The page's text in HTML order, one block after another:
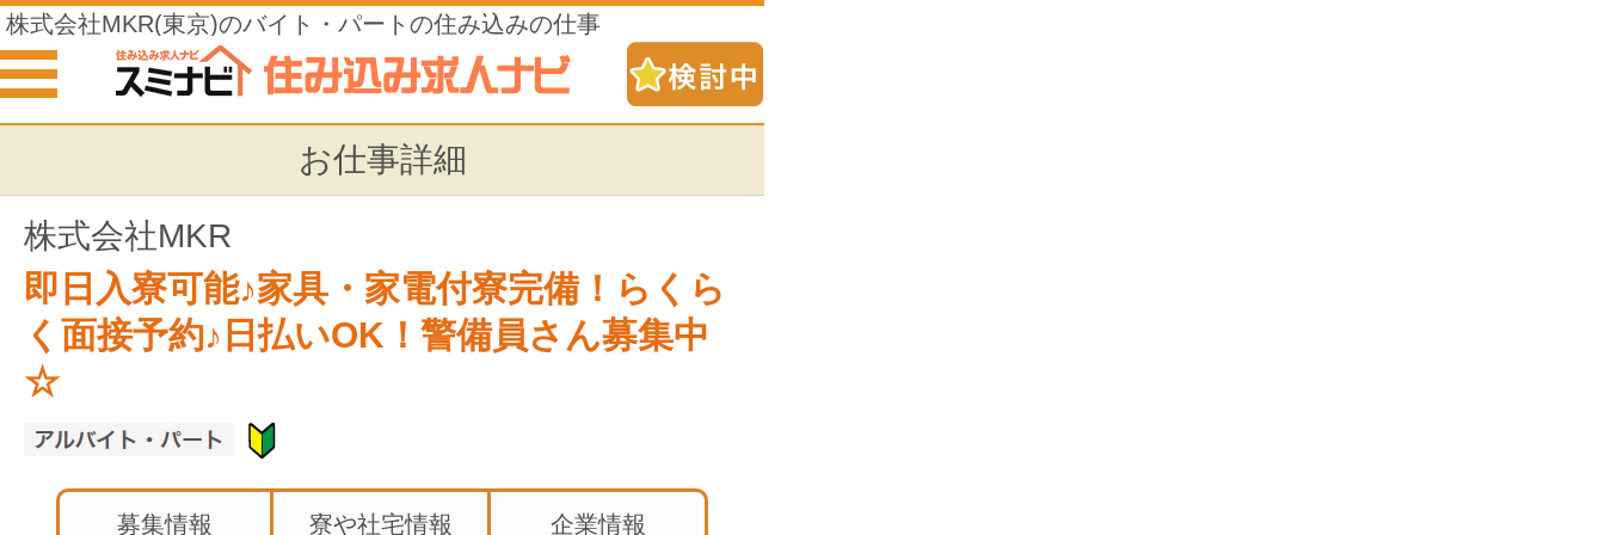
株式会社MKR(東京)のバイト・パートの住み込みの仕事
お仕事詳細
株式会社MKR
即日入寮可能♪家具・家電付寮完備！らくら
く面接予約♪日払いOK！警備員さん募集中
☆
募集情報 寮や社宅情報 企業情報